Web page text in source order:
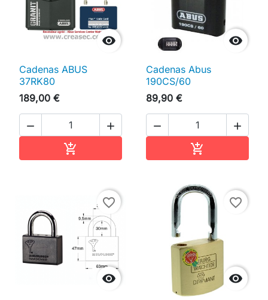

Cadenas ABUS
37RK80
189,00 €
 


Cadenas Abus
190CS/60
89,90 €
 


favorite_border

favorite_border